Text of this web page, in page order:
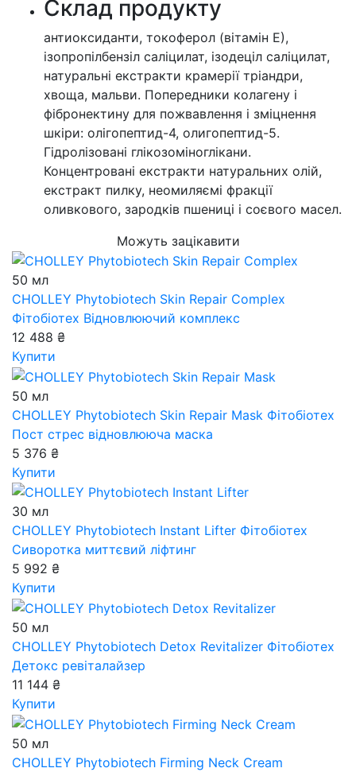
Cклад продукту
антиоксиданти, токоферол (вітамін Е),
ізопропілбензіл саліцилат, ізодеціл саліцилат,
натуральні екстракти крамерії тріандри,
хвоща, мальви. Попередники колагену і
фібронектину для пожвавлення і зміцнення
шкіри: олігопептид-4, олигопептид-5.
Гідролізовані глікозоміноглікани.
Концентровані екстракти натуральних олій,
екстракт пилку, неомиляємі фракції
оливкового, зародків пшениці і соєвого масел.
Можуть зацікавити
50 мл
CHOLLEY Phytobiotech Skin Repair Complex
Фітобіотех Відновлюючий комплекс
12 488 ₴
Купити
50 мл
CHOLLEY Phytobiotech Skin Repair Mask Фітобіотех
Пост стрес відновлююча маска
5 376 ₴
Купити
30 мл
CHOLLEY Phytobiotech Instant Lifter Фітобіотех
Сиворотка миттєвий ліфтинг
5 992 ₴
Купити
50 мл
CHOLLEY Phytobiotech Detox Revitalizer Фітобіотех
Детокс ревіталайзер
11 144 ₴
Купити
50 мл
CHOLLEY Phytobiotech Firming Neck Cream